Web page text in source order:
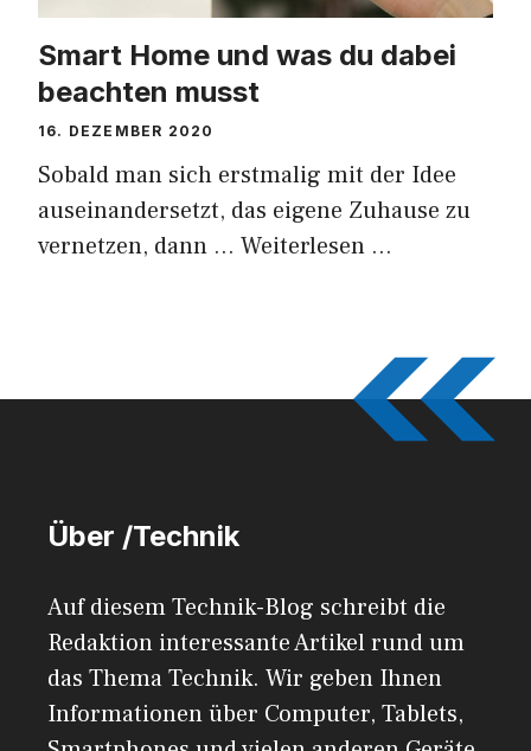
Smart Home und was du dabei
beachten musst
16. DEZEMBER 2020
Sobald man sich erstmalig mit der Idee
auseinandersetzt, das eigene Zuhause zu
vernetzen, dann … Weiterlesen …
Über /Technik
Auf diesem Technik-Blog schreibt die
Redaktion interessante Artikel rund um
das Thema Technik. Wir geben Ihnen
Informationen über Computer, Tablets,